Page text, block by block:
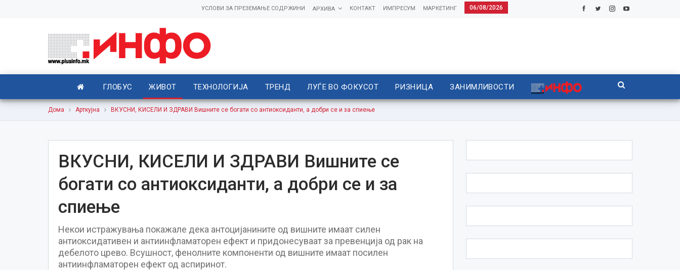
06/08/2026
МАРКЕТИНГ
ИМПРЕСУМ
КОНТАКТ
АРХИВА
УСЛОВИ ЗА ПРЕЗЕМАЊЕ СОДРЖИНИ
ГЛОБУС ЖИВОТ ТЕХНОЛОГИЈА ТРЕНД ЛУЃЕ ВО ФОКУСОТ РИЗНИЦА ЗАНИМЛИВОСТИ
Дома Арткујна ВКУСНИ, КИСЕЛИ И ЗДРАВИ Вишните се богати со антиоксиданти, а добри се и за спиење
ВКУСНИ, КИСЕЛИ И ЗДРАВИ Вишните се
богати со антиоксиданти, а добри се и за
спиење
Некои истражувања покажале дека антоцијанините од вишните имаат силен
антиоксидативен и антиинфламаторен ефект и придонесуваат за превенција од рак на
дебелото црево. Всушност, фенолните компоненти од вишните имаат посилен
антиинфламаторен ефект од аспиринот.